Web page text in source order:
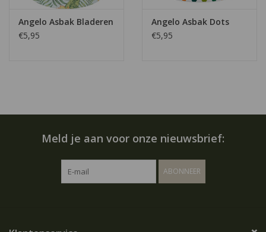
Angelo Asbak Bladeren
€5,95
Angelo Asbak Dots
€5,95
Meld je aan voor onze nieuwsbrief:
ABONNEER